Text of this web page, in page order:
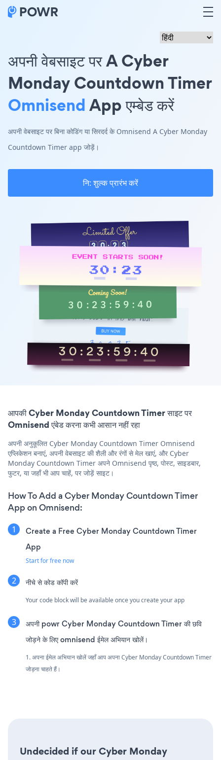
अपनी वेबसाइट पर A Cyber
Monday Countdown Timer
OmnisendApp एम्बेड करें
अपनी वेबसाइट पर बिना कोडिंग या सिरदर्द के Omnisend A Cyber Monday
Countdown Timer app जोड़ें।
नि: शुल्क प्रारंभ करें
आपकी Cyber Monday Countdown Timer साइट पर
Omnisend एंबेड करना कभी आसान नहीं रहा
अपनी अनुकूलित Cyber Monday Countdown Timer Omnisend
एप्लिकेशन बनाएं, अपनी वेबसाइट की शैली और रंगों से मेल खाएं, और Cyber
Monday Countdown Timer अपने Omnisend पृष्ठ, पोस्ट, साइडबार,
फुटर, या जहाँ भी आप चाहें, पर जोड़ें साइट।
How To Add a Cyber Monday Countdown Timer
App on Omnisend:
Create a Free Cyber Monday Countdown Timer
App
Start for free now
नीचे से कोड कॉपी करें
Your code block will be available once you create your app
अपनी powr Cyber Monday Countdown Timer की छवि
जोड़ने के लिए omnisend ईमेल अभियान खोलें।
1. अपना ईमेल अभियान खोलें जहाँ आप अपना Cyber Monday Countdown Timer
जोड़ना चाहते हैं।
Undecided if our Cyber Monday